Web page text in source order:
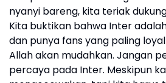
nyanyi bareng, kita teriak
Kita buktikan bahwa Inter
dan punya fans yang paling
Allah akan mudahkan. Jangan
percaya pada Inter. Meskipun